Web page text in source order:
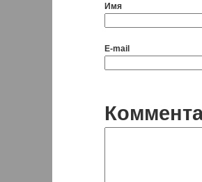
Имя
E-mail